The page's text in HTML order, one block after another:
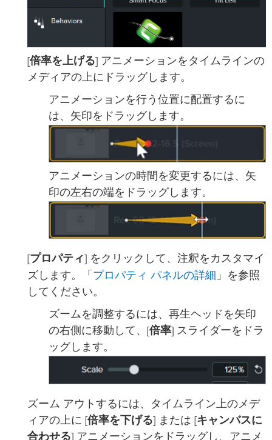
倍率を上げる ] アニメーションをタイムラインの
メディアの上にドラッグします。
アニメーションを行う位置に配置するに
は、矢印をドラッグします。
アニメーションの時間を変更するには、矢
印の左右の端をドラッグします。
[プロパティ] をクリックして、注釈をカスタマイ
ズします。「 プロパティ パネルの詳細 」を参照
してください。
ズームを調整するには、再生ヘッドを矢印
の右側に移動して、[倍率] スライダーをドラ
ッグします。
ズーム アウトするには、タイムライン上のメデ
ィアの上に [倍率を下げる] または [キャンバスに
合わせる] アニメーションをドラッグし、アニメ